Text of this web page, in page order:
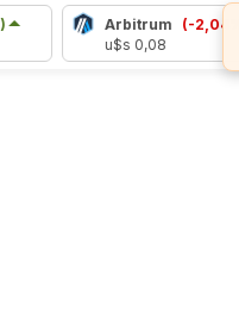
Arbitrum
(-2,04%)
u$s 0,08